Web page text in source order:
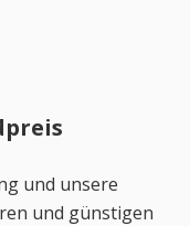
und unsere
und günstigen